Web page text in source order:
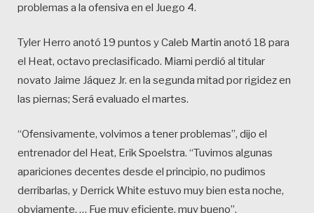
problemas a la ofensiva en el Juego 4.
Tyler Herro anotó 19 puntos y Caleb Martin anotó 18 para
el Heat, octavo preclasificado. Miami perdió al titular
novato Jaime Jáquez Jr. en la segunda mitad por rigidez en
las piernas; Será evaluado el martes.
“Ofensivamente, volvimos a tener problemas”, dijo el
entrenador del Heat, Erik Spoelstra. “Tuvimos algunas
apariciones decentes desde el principio, no pudimos
derribarlas, y Derrick White estuvo muy bien esta noche,
obviamente. … Fue muy eficiente, muy bueno”.